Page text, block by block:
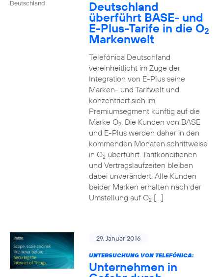
Deutschland
Deutschland
überführt BASE- und
E-Plus-Tarife in die O2
Markenwelt
Telefónica Deutschland
vereinheitlicht im Zuge der
Integration von E-Plus seine
Marken- und Tarifwelt und
konzentriert sich im
Premiumsegment künftig auf die
Marke O2. Die Kunden von BASE
und E-Plus werden daher in den
kommenden Monaten schrittweise
in O2überführt. Tarifkonditionen
und Vertragslaufzeiten bleiben
dabei unverändert. Alle Kunden
beider Marken erhalten nach der
Umstellung auf O2[…]
29. Januar 2016
UNTERSUCHUNG VON TELEFÓNICA:
Unternehmen in